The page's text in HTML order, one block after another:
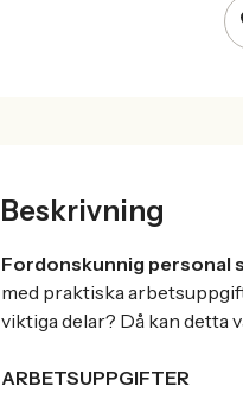
Beskrivning
Fordonskunnig personal
med praktiska
viktiga delar? Då kan detta
ARBETSUPPGIFTER